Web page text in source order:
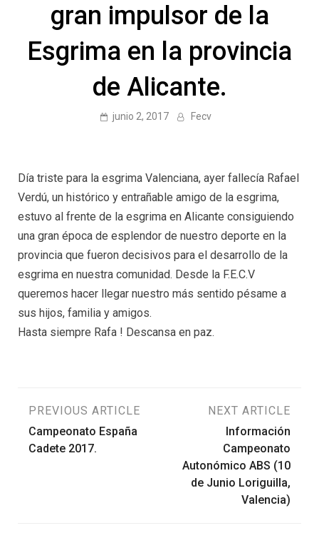
gran impulsor de la
Esgrima en la provincia
de Alicante.
junio 2, 2017 Fecv
Día triste para la esgrima Valenciana, ayer fallecía Rafael
Verdú, un histórico y entrañable amigo de la esgrima,
estuvo al frente de la esgrima en Alicante consiguiendo
una gran época de esplendor de nuestro deporte en la
provincia que fueron decisivos para el desarrollo de la
esgrima en nuestra comunidad. Desde la F.E.C.V
queremos hacer llegar nuestro más sentido pésame a
sus hijos, familia y amigos.
Hasta siempre Rafa ! Descansa en paz.
Navegación
de
PREVIOUS ARTICLE
Campeonato España
Cadete 2017.
NEXT ARTICLE
Información
Campeonato
Autonómico ABS (10
de Junio Loriguilla,
Valencia)